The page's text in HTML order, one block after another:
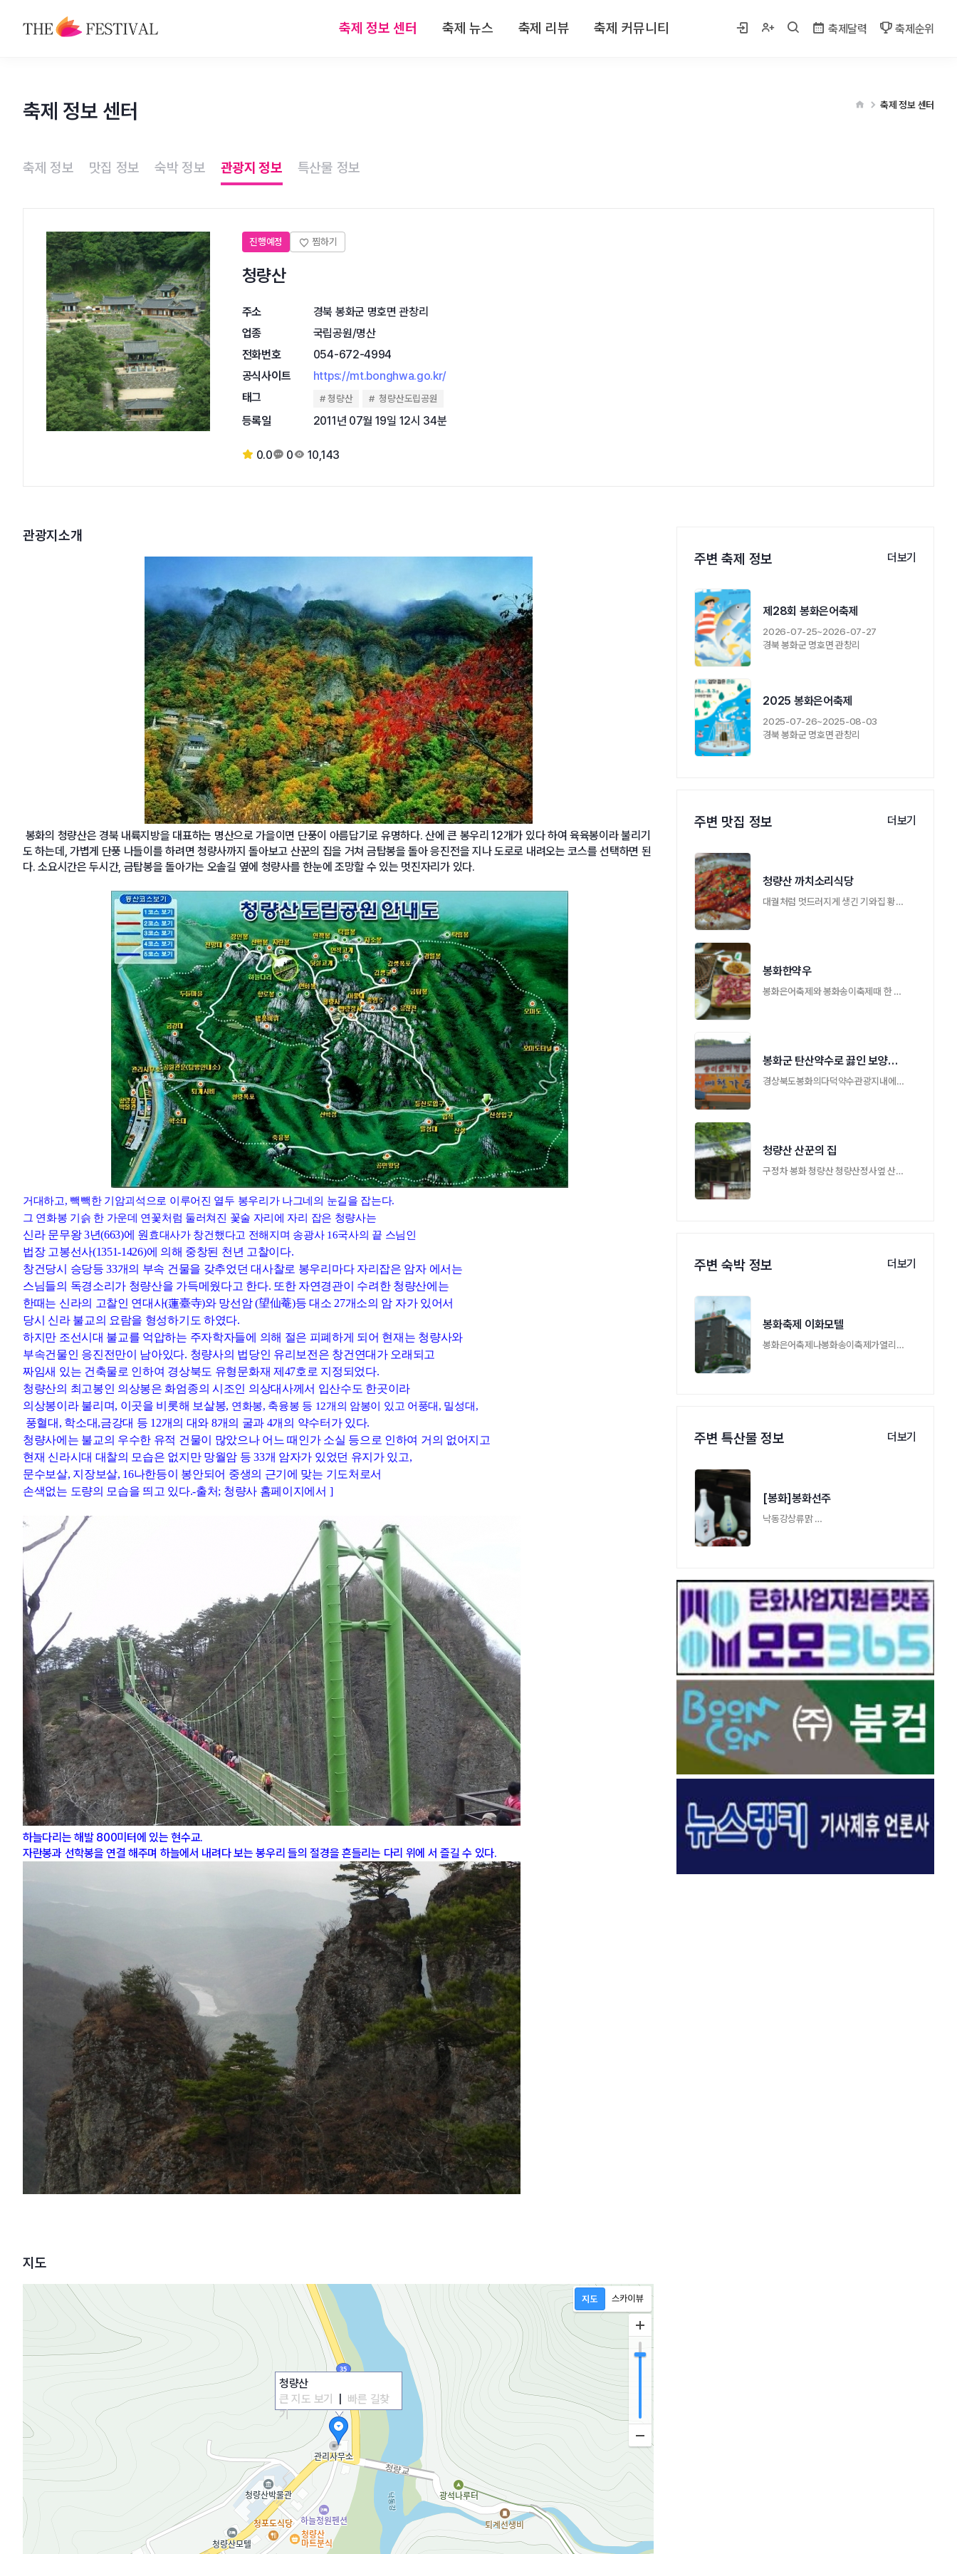
축제 정보 센터 축제 뉴스 축제 리뷰 축제 커뮤니티 축제달력 축제순위
관광지 정보
축제 정보 센터 축제 정보 센터
축제 정보 맛집 정보 숙박 정보 관광지 정보 특산물 정보
진행예정
청량산
주소
경북 봉화군 명호면 관창리
업종
국립공원/명산
전화번호
054-672-4994
공식사이트
https://mt.bonghwa.go.kr/
태그
청량산 청량산도립공원
등록일 2011년 07월 19일 12시 34분
0.0 0 10,143
관광지소개
봉화의 청량산은 경북 내륙지방을 대표하는 명산으로 가을이면 단풍이 아름답기로 유명하다. 산에 큰 봉우리 12개가 있다 하여 육육봉이라 불리기
도 하는데, 가볍게 단풍 나들이를 하려면 청량사까지 돌아보고 산꾼의 집을 거쳐 금탑봉을 돌아 응진전을 지나 도로로 내려오는 코스를 선택하면 된
다. 소요시간은 두시간, 금탑봉을 돌아가는 오솔길 옆에 청량사를 한눈에 조망할 수 있는 멋진자리가 있다.
거대하고, 빽빽한 기암괴석으로 이루어진 열두 봉우리가 나그네의 눈길을 잡는다.
그 연화봉 기슭 한 가운데 연꽃처럼 둘러쳐진 꽃술 자리에 자리 잡은 청량사는
신라 문무왕 3년(663)에 원 효대사가 창건했다고 전해지며 송광사 16국사의 끝 스님인
법장 고봉선사(1351-1426)에 의해 중창된 천년 고찰이다.
창건당시 승당등 33개의 부속 건물을 갖추었던 대사찰로 봉우리마다 자리잡은 암자 에서는
스님들의 독경소리가 청량산을 가득메웠다고 한다. 또한 자연경관이 수려한 청량산에는
한때는 신라의 고찰인 연대사(蓮臺寺)와 망선암 (望仙菴)등 대소 27개소의 암 자가 있어서
당시 신라 불교의 요람을 형성하기도 하였다.
하지만 조선시대 불교를 억압하는 주자학자들에 의해 절은 피폐하게 되어 현재는 청량사와
부속건물인 응진전만이 남아있다. 청량사의 법당인 유리보전은 창건연대가 오래되고
짜임새 있는 건축물로 인하여 경상북도 유형문화재 제47호로 지정되었다.
청량산의 최고봉인 의상봉은 화엄종의 시조인 의상대사께서 입산수도 한곳이라
의상봉이라 불리며, 이곳을 비롯해 보살봉, 연화봉, 축융봉 등 12개의 암봉이 있고 어풍대, 밀성대,
풍혈대, 학소대,금강대 등 12개의 대와 8개의 굴과 4개의 약수터가 있다.
청량사에는 불교의 우수한 유적 건물이 많았으나 어느 때인가 소실 등으로 인하여 거의 없어지고
현재 신라시대 대찰의 모습은 없지만 망월암 등 33개 암자가 있었던 유지가 있고,
문수보살, 지장보살, 16나한등이 봉안되어 중생의 근기에 맞는 기도처로서
손색없는 도량의 모습을 띄고 있다.-출처; 청량사 홈페이지에서 ]
하늘다리는 해발 800미터에 있는 현수교.
자란봉과 선학봉을 연결 해주며 하늘에서 내려다 보는 봉우리 들의 절경을 흔들리는 다리 위에 서 즐길 수 있다.
지도
청량산
큰 지도 보기
빠른 길찾
기
주변 축제 정보 더보기
제28회 봉화은어축제
2026-07-25~2026-07-27
경북 봉화군 명호면 관창리
2025 봉화은어축제
2025-07-26~2025-08-03
경북 봉화군 명호면 관창리
주변 맛집 정보 더보기
청량산 까치소리식당
대궐처럼 멋드러지게 생긴 기와집 황토방안 …
봉화한약우
봉화은어축제와 봉화송이축제때 한 번은 찾 …
봉화군 탄산약수로 끓인 보양식 예천가든
경상북도봉화의다덕약수관광지내에서가장큰 …
청량산 산꾼의 집
구정차 봉화 청량산 청량산정사옆 산꾼의 찻 …
주변 숙박 정보 더보기
봉화축제 이화모텔
봉화은어축제나봉화송이축제가열리는봉화읍 …
주변 특산물 정보 더보기
[봉화]봉화선주
낙동강상류맑 …